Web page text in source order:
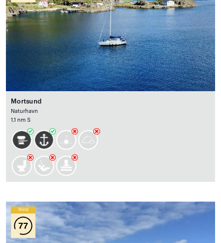
Mortsund
Naturhavn
1.1 nm S
Wind
77